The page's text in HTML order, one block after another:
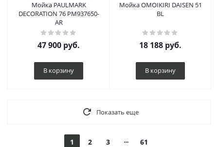
Мойка PAULMARK
DECORATION 76 PM937650-
AR
47 900 руб.
В корзину
Мойка OMOIKIRI DAISEN 51
BL
18 188 руб.
В корзину
Показать еще
1 2 3 61